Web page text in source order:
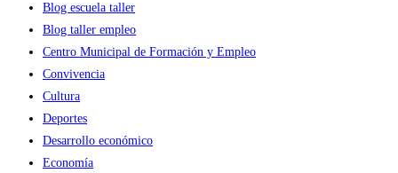
Blog escuela taller
Blog taller empleo
Centro Municipal de Formación y Empleo
Convivencia
Cultura
Deportes
Desarrollo económico
Economía